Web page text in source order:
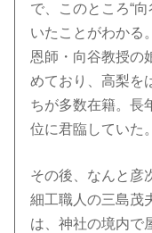
で、このところ“
いたことがわかる
恩師・向谷教授の
めており、高梨を
ちが多数在籍。長
位に君臨していた。
その後、なんと彦
細工職人の三島茂
は、神社の境内で